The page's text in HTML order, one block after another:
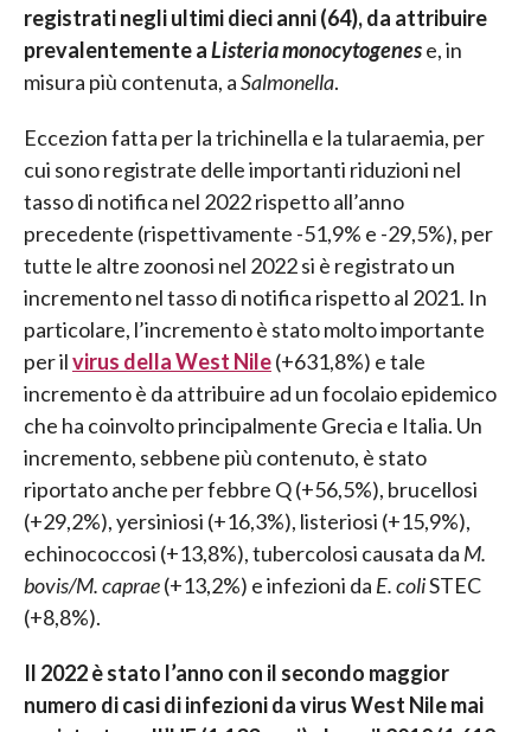
registrati negli ultimi dieci anni (64), da attribuire
prevalentemente aListeria monocytogenese, in
misura più contenuta, aSalmonella.
Eccezion fatta per la trichinella e la tularaemia, per
cui sono registrate delle importanti riduzioni nel
tasso di notifica nel 2022 rispetto all’anno
precedente (rispettivamente -51,9% e -29,5%), per
tutte le altre zoonosi nel 2022 si è registrato un
incremento nel tasso di notifica rispetto al 2021. In
particolare, l’incremento è stato molto importante
per ilvirus della West Nile(+631,8%) e tale
incremento è da attribuire ad un focolaio epidemico
che ha coinvolto principalmente Grecia e Italia. Un
incremento, sebbene più contenuto, è stato
riportato anche per febbre Q (+56,5%), brucellosi
(+29,2%), yersiniosi (+16,3%), listeriosi (+15,9%),
echinococcosi (+13,8%), tubercolosi causata da M.
bovis/M. caprae(+13,2%) e infezioni da E. coliSTEC
(+8,8%).
Il 2022 è stato l’anno con il secondo maggior
numero di casi di infezioni da virus West Nile mai